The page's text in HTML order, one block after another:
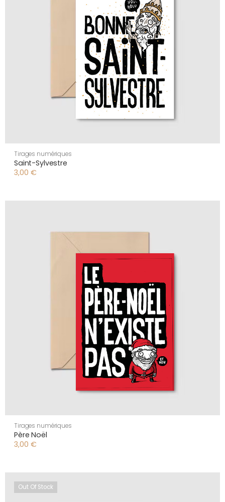
Tirages numériques
Saint-Sylvestre
3,00 €
Tirages numériques
Père Noël
3,00 €
Out Of Stock